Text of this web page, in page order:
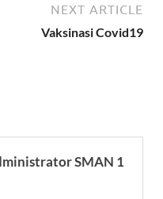
NEXT ARTICLE
Vaksinasi Covid19
SMAN 1